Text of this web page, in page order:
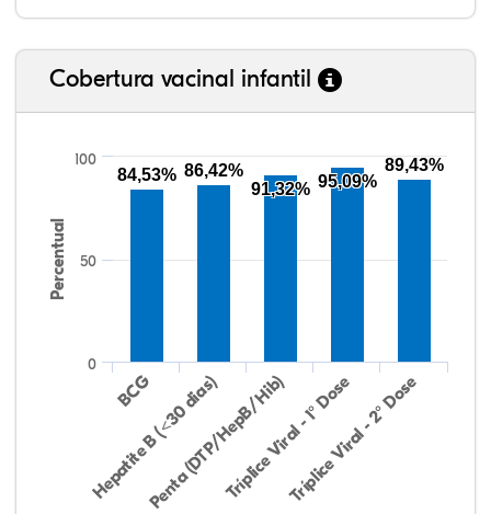
Cobertura vacinal infantil
Percentual
BCG
Hepatite B (<30 dias)
Penta (DTP/HepB/Hib)Tríplice Viral - 1° Dose
Tríplice Viral - 2° Dose
0
50
100
84,53% 86,42%
91,32% 95,09%
89,43%